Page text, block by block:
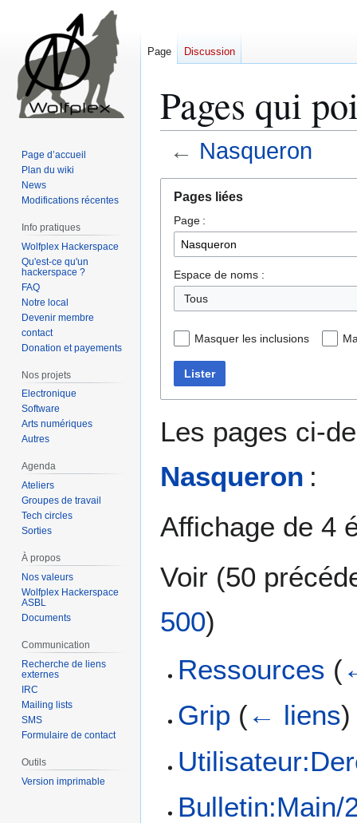
Pages qui
← Nasqueron
navigation
recherche
Pages liées
Page :
Espace de noms :
Tous
Masquer les inclusions
Lister
Les pages ci-
Nasqueron :
Affichage de 4
Voir (50
500)
Ressources (
Grip (← liens)
Bulletin:Main/
Page Discussion
Page d’accueil
Plan du wiki
News
Modifications récentes
Info pratiques
Wolfplex Hackerspace
Qu'est-ce qu'un
hackerspace ?
FAQ
Notre local
Devenir membre
contact
Donation et payements
Nos projets
Electronique
Software
Arts numériques
Autres
Agenda
Ateliers
Groupes de travail
Tech circles
Sorties
À propos
Nos valeurs
Wolfplex Hackerspace
ASBL
Documents
Communication
Recherche de liens
externes
IRC
Mailing lists
SMS
Formulaire de contact
Outils
Version imprimable